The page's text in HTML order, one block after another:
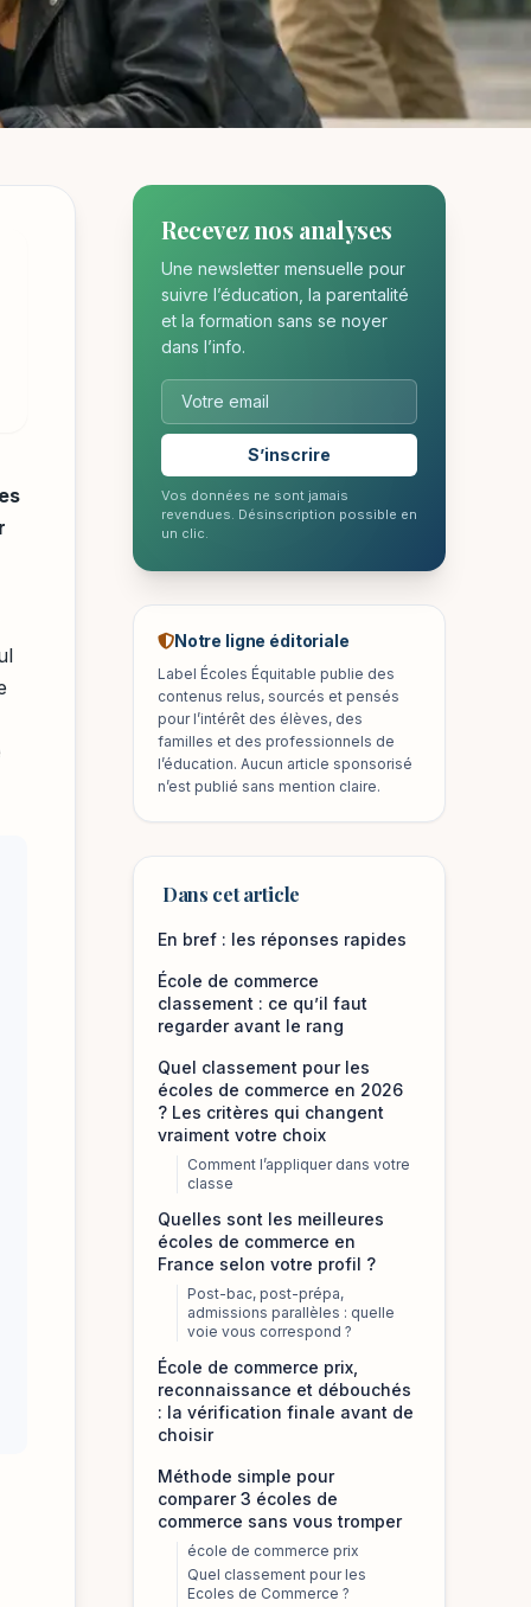
Recevez nos analyses
Une newsletter mensuelle pour
suivre l’éducation, la parentalité
et la formation sans se noyer
dans l’info.
S’inscrire
Vos données ne sont jamais
revendues. Désinscription possible en
un clic.
Notre ligne éditoriale
Label Écoles Équitable publie des
contenus relus, sourcés et pensés
pour l’intérêt des élèves, des
familles et des professionnels de
l’éducation. Aucun article sponsorisé
n’est publié sans mention claire.
Dans cet article
En bref : les réponses rapides
École de commerce
classement : ce qu’il faut
regarder avant le rang
Quel classement pour les
écoles de commerce en 2026
? Les critères qui changent
vraiment votre choix
Comment l’appliquer dans votre
classe
Quelles sont les meilleures
écoles de commerce en
France selon votre profil ?
Post-bac, post-prépa,
admissions parallèles : quelle
voie vous correspond ?
École de commerce prix,
reconnaissance et débouchés
: la vérification finale avant de
choisir
Méthode simple pour
comparer 3 écoles de
commerce sans vous tromper
école de commerce prix
Quel classement pour les
Ecoles de Commerce ?